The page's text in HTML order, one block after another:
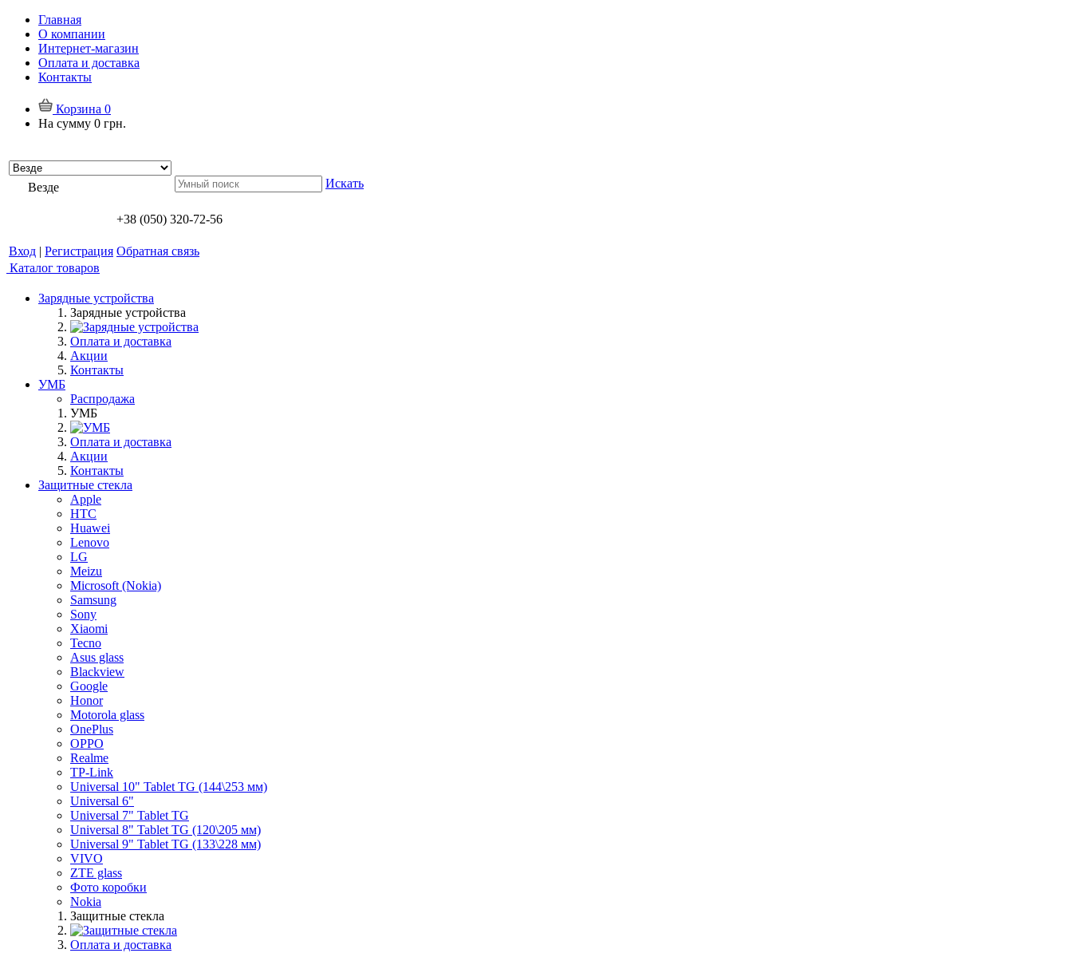
Главная
О компании
Интернет-магазин
Оплата и доставка
Контакты
Корзина 0
На сумму 0 грн.
Везде Искать
+38 (050) 320-72-56
Вход | Регистрация Обратная связь
Каталог товаров
Зарядные устройства
Зарядные устройства
Оплата и доставка
Акции
Контакты
УМБ
Распродажа
УМБ
Оплата и доставка
Акции
Контакты
Защитные стекла
Apple
HTC
Huawei
Lenovo
LG
Meizu
Microsoft (Nokia)
Samsung
Sony
Xiaomi
Tecno
Asus glass
Blackview
Google
Honor
Motorola glass
OnePlus
OPPO
Realme
TP-Link
Universal 10" Tablet TG (144\253 мм)
Universal 6"
Universal 7" Tablet TG
Universal 8" Tablet TG (120\205 мм)
Universal 9" Tablet TG (133\228 мм)
VIVO
ZTE glass
Фото коробки
Nokia
Защитные стекла
Оплата и доставка